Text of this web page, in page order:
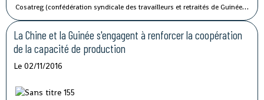
Cosatreg (confédération syndicale des travailleurs et retraités de Guinée)
et 10 centrales syndicales, la grève générale d'avertissement de 7 jours
vise à protester contre les mauvaises conditions de vie et de travail des
fonctionnaires du secteur public.
La Chine et la Guinée s'engagent à renforcer la coopération
de la capacité de production
Le 02/11/2016